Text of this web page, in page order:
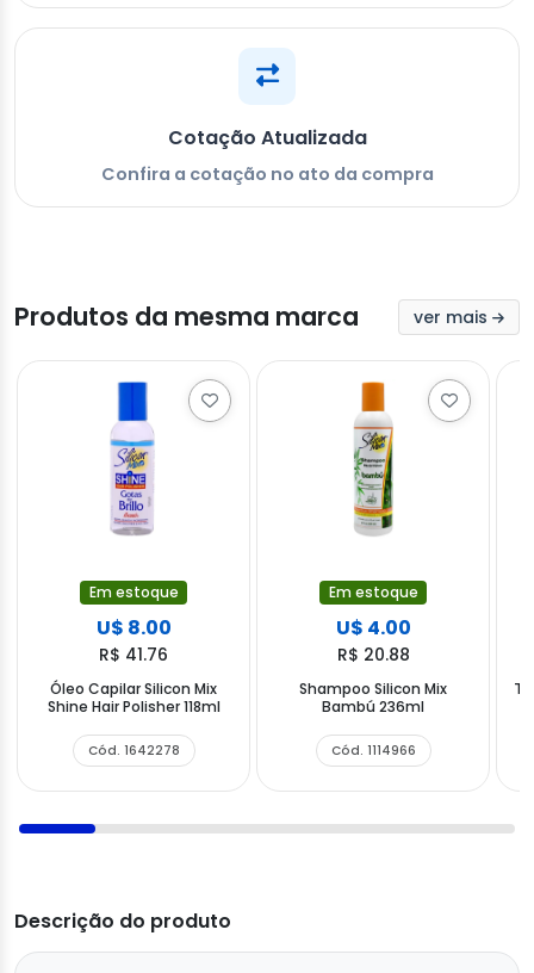
Cotação Atualizada
Confira a cotação no ato da compra
Produtos da mesma marca ver mais
Em estoque
U$ 8.00
R$ 41.76
Óleo Capilar Silicon Mix
Shine Hair Polisher 118ml
Cód. 1642278
Em estoque
U$ 4.00
R$ 20.88
Shampoo Silicon Mix
Bambú 236ml
Cód. 1114966
Descrição do produto